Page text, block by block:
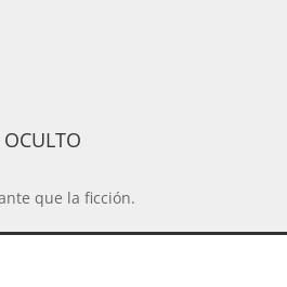
que la ficción.